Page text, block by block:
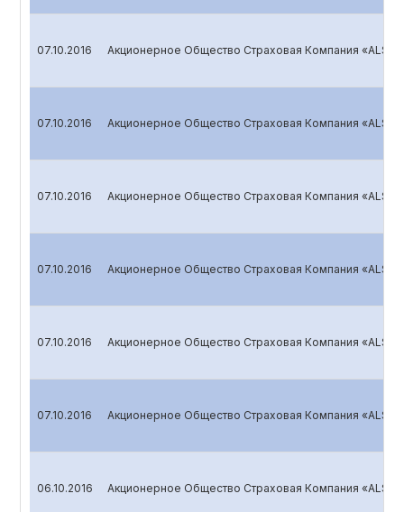
07.10.2016 Акционерное Общество Страховая Компания
07.10.2016 Акционерное Общество Страховая Компания
07.10.2016 Акционерное Общество Страховая Компания
07.10.2016 Акционерное Общество Страховая Компания
07.10.2016 Акционерное Общество Страховая Компания
07.10.2016 Акционерное Общество Страховая Компания
06.10.2016 Акционерное Общество Страховая Компания